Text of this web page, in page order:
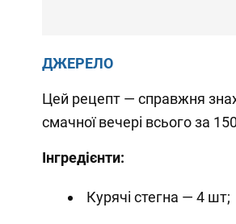
ДЖЕРЕЛО
Цей рецепт — справжня
смачної вечері всього за
Інгредієнти:
Курячі стегна — 4 шт;